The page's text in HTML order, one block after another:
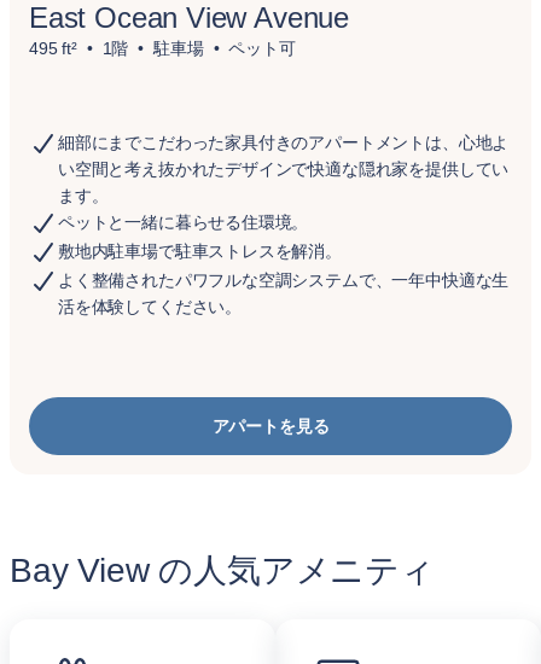
East Ocean View Avenue
495 ft² 1階 駐車場 ペット可
細部にまでこだわった家具付きのアパートメントは、心地よ
い空間と考え抜かれたデザインで快適な隠れ家を提供してい
ます。
ペットと一緒に暮らせる住環境。
敷地内駐車場で駐車ストレスを解消。
よく整備されたパワフルな空調システムで、一年中快適な生
活を体験してください。
アパートを見る
Bay View の人気アメニティ